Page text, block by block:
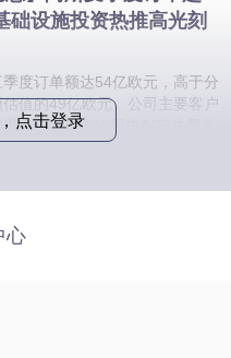
础设施投资热推高光刻
季度订单额达54亿欧元，高于分
值的49亿欧元。公司主要客户
电子近期纷纷报告AI芯片需求
点击登录
心